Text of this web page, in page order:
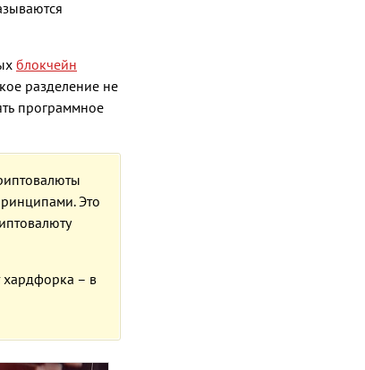
блокчейн
разделение не
программное
Это
хардфорка – в